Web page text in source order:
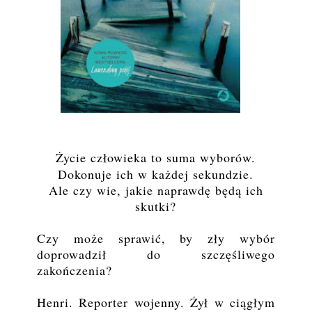
Życie człowieka to suma wyborów.
Dokonuje ich w każdej sekundzie.
Ale czy wie, jakie naprawdę będą ich
skutki?
Czy może sprawić, by zły wybór
doprowadził do szczęśliwego
zakończenia?
Henri. Reporter wojenny. Żył w ciągłym